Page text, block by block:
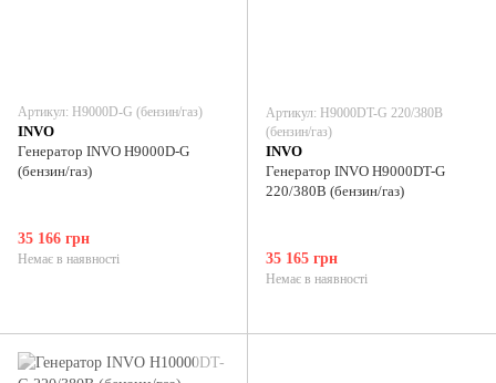
Артикул: H9000D-G (бензин/газ)
INVO
Генератор INVO H9000D-G
(бензин/газ)
35 166 грн
Немає в наявності
Артикул: H9000DT-G 220/380В
(бензин/газ)
INVO
Генератор INVO H9000DT-G
220/380В (бензин/газ)
35 165 грн
Немає в наявності